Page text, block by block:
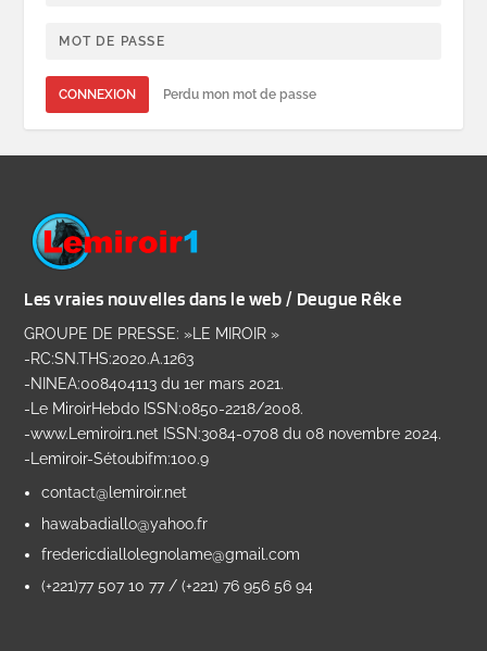
CONNEXION Perdu mon mot de passe
Les vraies nouvelles dans le web / Deugue Rêke
GROUPE DE PRESSE: »LE MIROIR »
-RC:SN.THS:2020.A.1263
-NINEA:008404113 du 1er mars 2021.
-Le MiroirHebdo ISSN:0850-2218/2008.
-www.Lemiroir1.net ISSN:3084-0708 du 08 novembre 2024.
-Lemiroir-Sétoubifm:100.9
contact@lemiroir.net
hawabadiallo@yahoo.fr
fredericdiallolegnolame@gmail.com
(+221)77 507 10 77 / (+221) 76 956 56 94